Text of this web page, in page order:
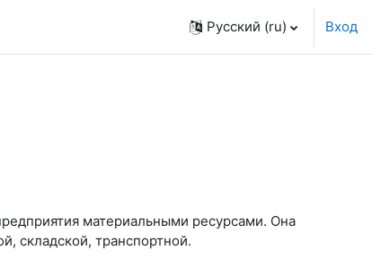
Русский ‎(ru)‎ Вход
материальными ресурсами. Она
складской, транспортной.